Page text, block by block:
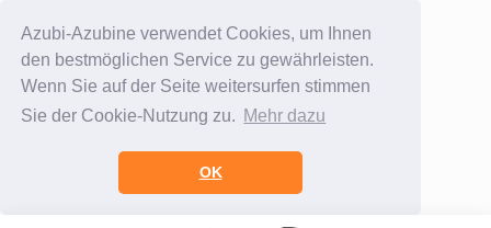
Azubi-Azubine verwendet Cookies, um Ihnen
den bestmöglichen Service zu gewährleisten.
Wenn Sie auf der Seite weitersurfen stimmen
Sie der Cookie-Nutzung zu. Mehr dazu
OK